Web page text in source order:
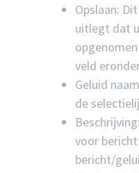
Opslaan:
uitlegt dat
veld
Geluid
de
voor
bericht/